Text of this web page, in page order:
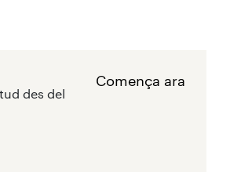
des del
Comença ara